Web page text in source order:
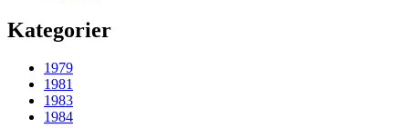
Kategorier
1979
1981
1983
1984